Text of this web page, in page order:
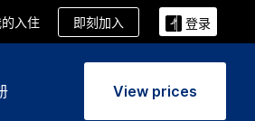
入住 即刻加入 登录
View prices